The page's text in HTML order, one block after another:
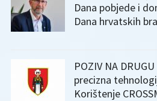
Dana pobjede i
Dana hrvatskih
POZIV NA
precizna
Korištenje